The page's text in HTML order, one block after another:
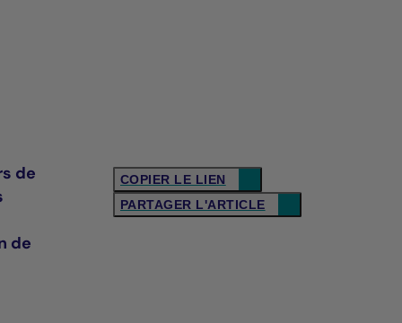
COPIER LE LIEN
PARTAGER L'ARTICLE
de
de